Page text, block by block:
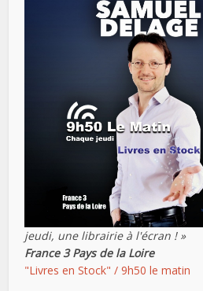
jeudi, une librairie à l'écran ! »
France 3 Pays de la Loire
"Livres en Stock" / 9h50 le matin